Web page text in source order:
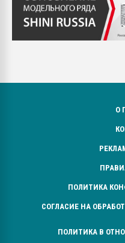
О
ПОЛИТИКА
СОГЛАСИЕ НА
ПОЛИТИКА В